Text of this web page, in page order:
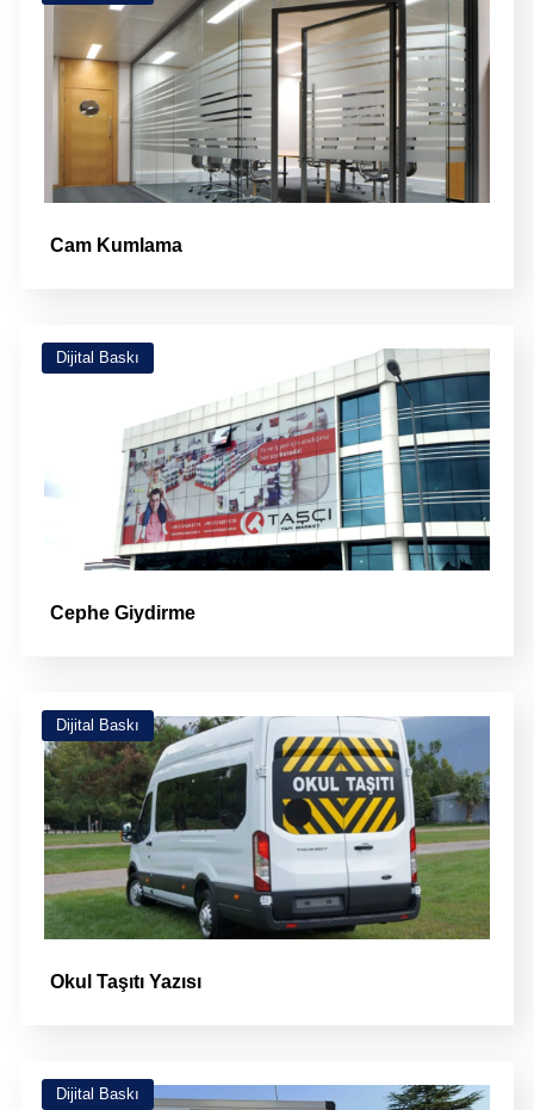
Cam Kumlama
Dijital Baskı
Cephe Giydirme
Dijital Baskı
Okul Taşıtı Yazısı
Dijital Baskı